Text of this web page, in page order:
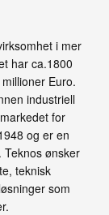
i mer
har ca.1800
Euro.
industriell
for
og er en
Teknos ønsker
teknisk
som